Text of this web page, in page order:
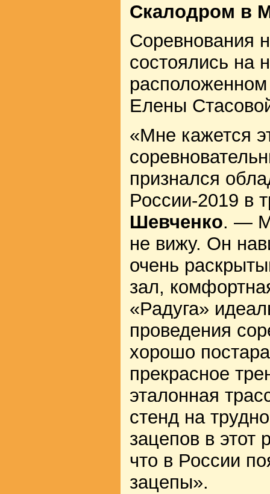
Скалодром в
Соревнования
состоялись на
Елены
«Мне кажется
признался
России-2019 в
Шевченко. —
не вижу. Он
очень
зал,
«Радуга»
проведения
хорошо
прекрасное
эталонная
стенд на
зацепов в этот
что в России
зацепы».